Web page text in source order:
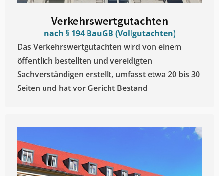
Verkehrswertgutachten
nach § 194 BauGB (Vollgutachten)
Das Verkehrswertgutachten wird von einem
öffentlich bestellten und vereidigten
Sachverständigen erstellt, umfasst etwa 20 bis 30
Seiten und hat vor Gericht Bestand